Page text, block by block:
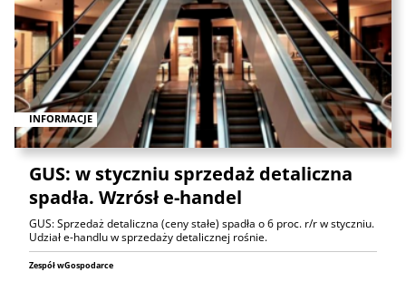
INFORMACJE
GUS: w styczniu sprzedaż detaliczna
spadła. Wzrósł e-handel
GUS: Sprzedaż detaliczna (ceny stałe) spadła o 6 proc. r/r w styczniu.
Udział e-handlu w sprzedaży detalicznej rośnie.
Zespół wGospodarce